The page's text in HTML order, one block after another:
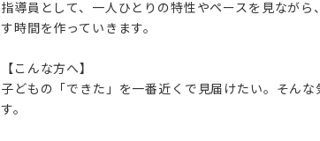
指導員として、一人ひとりの特性やペースを見なが
す時間を作っていきます。
【こんな方へ】
子どもの「できた」を一番近くで見届けたい。そん
す。